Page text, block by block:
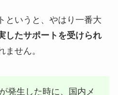
というと、やはり一番大
したサポートを受けられ
ません。
発生した時に、国内メ